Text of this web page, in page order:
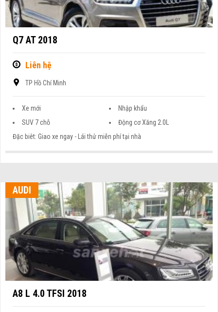
Q7 AT 2018
Liên hệ
TP Hồ Chí Minh
Xe mới
Nhập khẩu
SUV 7 chỗ
Động cơ Xăng 2.0L
Đặc biêt: Giao xe ngay - Lái thử miễn phí tại nhà
AUDI
A8 L 4.0 TFSI 2018